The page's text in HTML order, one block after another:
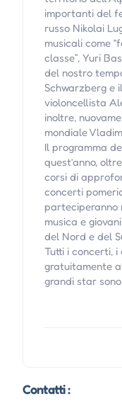
importanti del
russo Nikolai
musicali come
classe”, Yuri
del nostro
Schwarzberg e
violoncellista
inoltre,
mondiale
Il programma
quest’anno,
corsi di
concerti
parteciperanno
musica e
del Nord e del
Tutti i concerti,
gratuitamente
grandi star
Contatti :